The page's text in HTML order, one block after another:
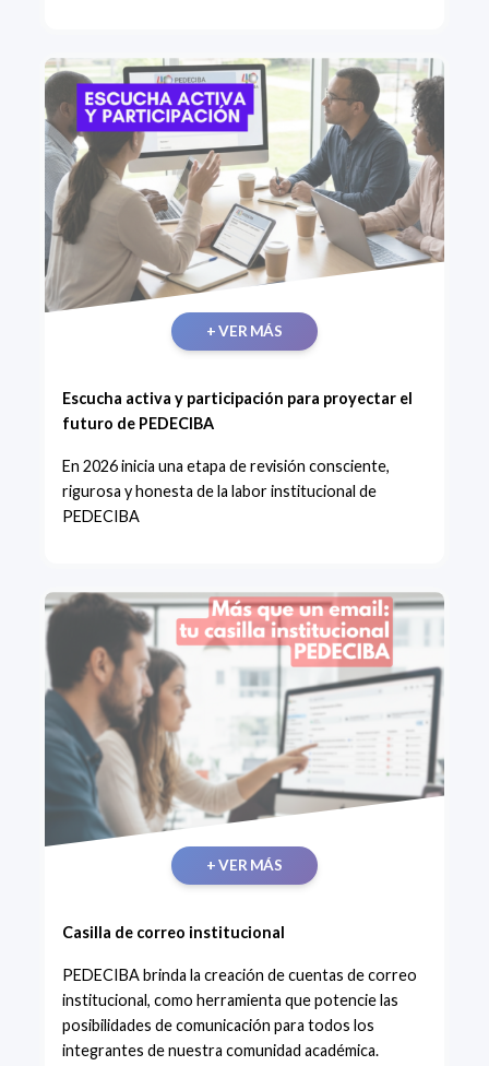
+ VER MÁS
Escucha activa y participación para proyectar el
futuro de PEDECIBA
En 2026 inicia una etapa de revisión consciente,
rigurosa y honesta de la labor institucional de
PEDECIBA
+ VER MÁS
Casilla de correo institucional
PEDECIBA brinda la creación de cuentas de correo
institucional, como herramienta que potencie las
posibilidades de comunicación para todos los
integrantes de nuestra comunidad académica.